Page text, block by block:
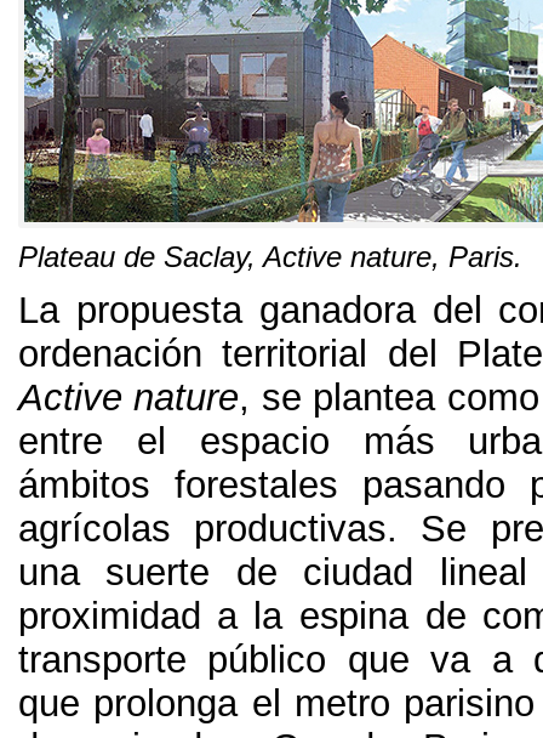
Plateau de Saclay,Active nature, Paris.
La propuesta ganadora del
ordenación territorial del
Active nature, se plantea
entre el espacio más
ámbitos forestales pasando
agrícolas productivas. Se
una suerte de ciudad
proximidad a la espina de
transporte público que va a
que prolonga el metro